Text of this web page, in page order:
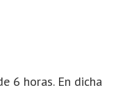
6 horas. En dicha